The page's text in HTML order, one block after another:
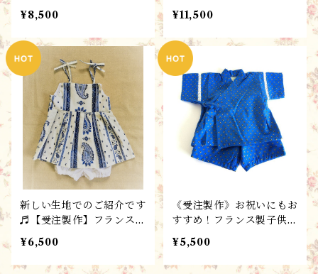
ンドメイド子供服 /男女兼
用シャツ・ブラウス・マリ
ンラバンド /atelier to
moccu春夏コレクション
♬ギフトにもおすすめ！
¥8,500
ド子供服 / ワンピース・
ローブフルフル/atelier t
omoccu春夏コレクショ
ン♬ギフトにもおすすめ！
¥11,500
新しい生地でのご紹介です
♬【受注製作】フランス製
子供服 プロヴァンスブル
ーで元気に！女児サマード
レス“ペイズリー”
¥6,500
《受注製作》お祝いにもお
すすめ！フランス製子供服
！プロヴァンスのジンベイ
さん♪男女兼用
¥5,500